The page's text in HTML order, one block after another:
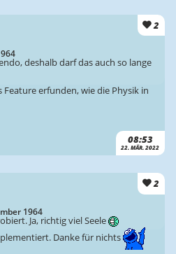
2
08:53
22. MÄR. 2022
deshalb darf das auch so lange
erfunden, wie die Physik in
1964
2
Ja, richtig viel Seele
Danke für nichts